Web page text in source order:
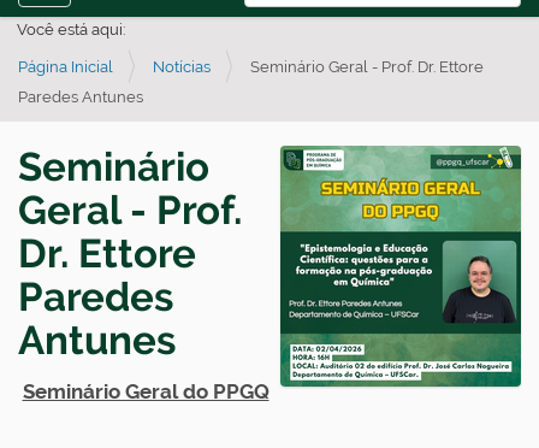
Busca Avançada…
Você está aqui:
Página Inicial Notícias
Seminário Geral - Prof. Dr. Ettore
Paredes Antunes
Seminário
Geral - Prof.
Dr. Ettore
Paredes
Antunes
Seminário Geral do PPGQ